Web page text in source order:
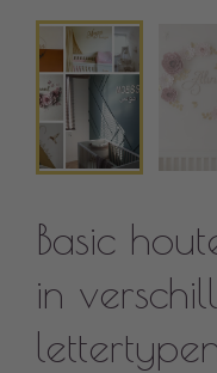
Basic
in